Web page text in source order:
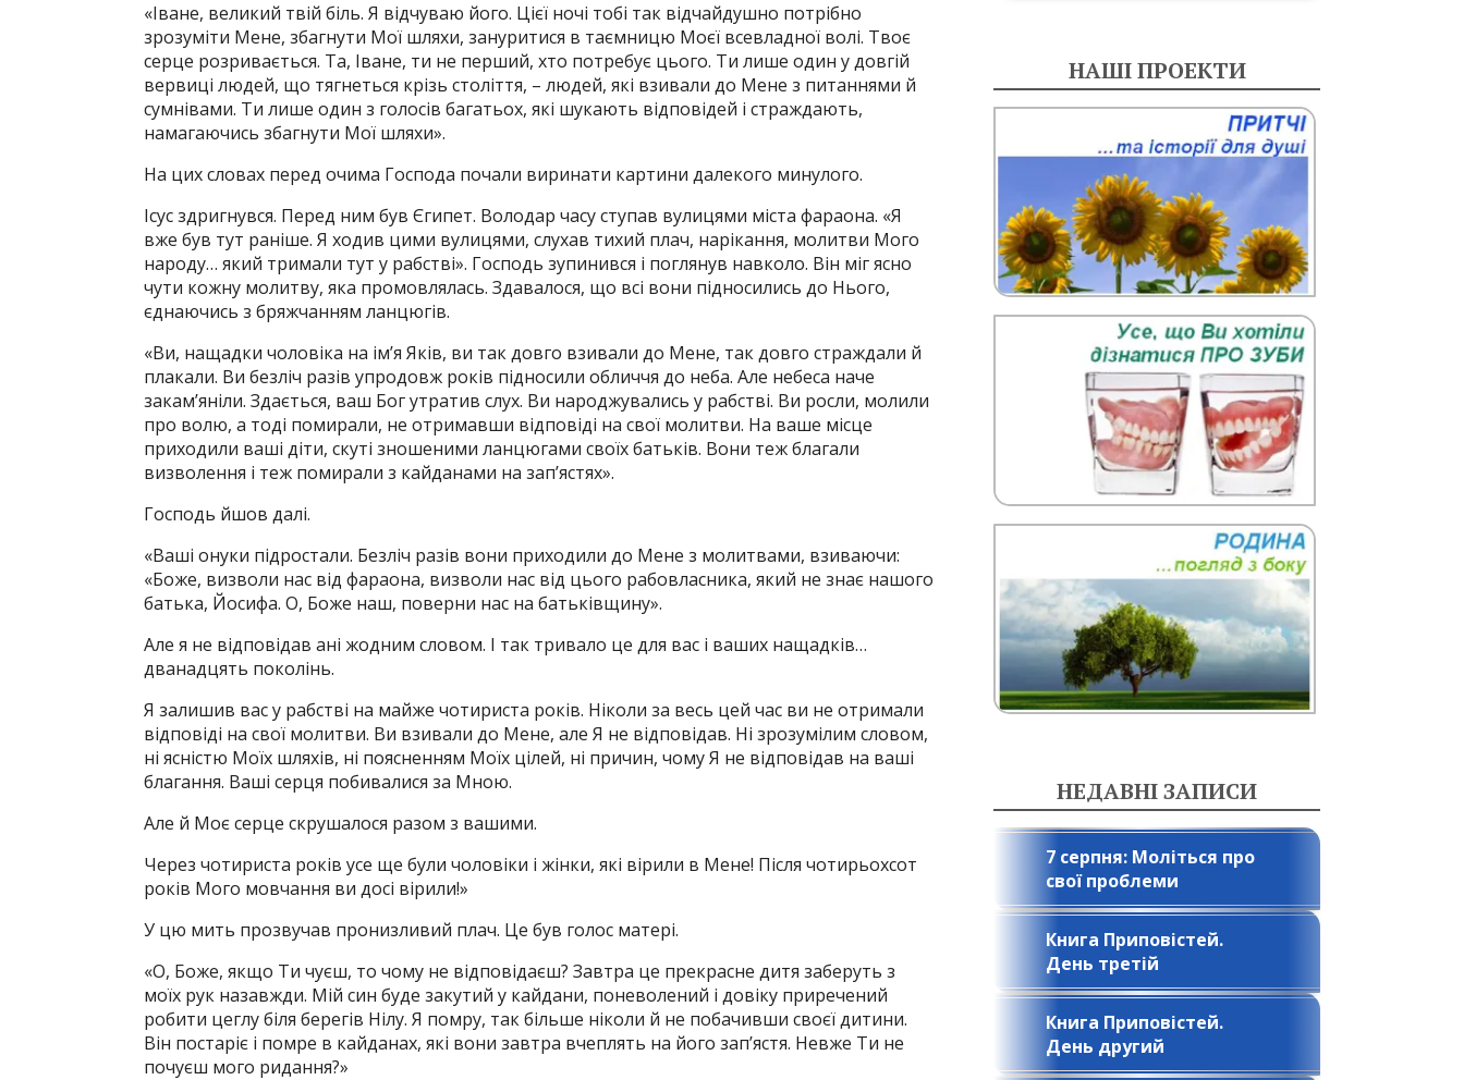
«Іване, великий твій біль. Я відчуваю його. Цієї ночі тобі так відчайдушно потрібно
зрозуміти Мене, збагнути Мої шляхи, зануритися в таємницю Моєї всевладної волі. Твоє
серце розривається. Та, Іване, ти не перший, хто потребує цього. Ти лише один у довгій
вервиці людей, що тягнеться крізь століття, – людей, які взивали до Мене з питаннями й
сумнівами. Ти лише один з голосів багатьох, які шукають відповідей і страждають,
намагаючись збагнути Мої шляхи».
На цих словах перед очима Господа почали виринати картини далекого минулого.
Ісус здригнувся. Перед ним був Єгипет. Володар часу ступав вулицями міста фараона. «Я
вже був тут раніше. Я ходив цими вулицями, слухав тихий плач, нарікання, молитви Мого
народу… який тримали тут у рабстві». Господь зупинився і поглянув навколо. Він міг ясно
чути кожну молитву, яка промовлялась. Здавалося, що всі вони підносились до Нього,
єднаючись з бряжчанням ланцюгів.
«Ви, нащадки чоловіка на ім’я Яків, ви так довго взивали до Мене, так довго страждали й
плакали. Ви безліч разів упродовж років підносили обличчя до неба. Але небеса наче
закам’яніли. Здається, ваш Бог утратив слух. Ви народжувались у рабстві. Ви росли, молили
про волю, а тоді помирали, не отримавши відповіді на свої молитви. На ваше місце
приходили ваші діти, скуті зношеними ланцюгами своїх батьків. Вони теж благали
визволення і теж помирали з кайданами на зап’ястях».
Господь йшов далі.
«Ваші онуки підростали. Безліч разів вони приходили до Мене з молитвами, взиваючи:
«Боже, визволи нас від фараона, визволи нас від цього рабовласника, який не знає нашого
батька, Йосифа. О, Боже наш, поверни нас на батьківщину».
Але я не відповідав ані жодним словом. І так тривало це для вас і ваших нащадків…
дванадцять поколінь.
Я залишив вас у рабстві на майже чотириста років. Ніколи за весь цей час ви не отримали
відповіді на свої молитви. Ви взивали до Мене, але Я не відповідав. Ні зрозумілим словом,
ні ясністю Моїх шляхів, ні поясненням Моїх цілей, ні причин, чому Я не відповідав на ваші
благання. Ваші серця побивалися за Мною.
Але й Моє серце скрушалося разом з вашими.
Через чотириста років усе ще були чоловіки і жінки, які вірили в Мене! Після чотирьохсот
років Мого мовчання ви досі вірили!»
У цю мить прозвучав пронизливий плач. Це був голос матері.
«О, Боже, якщо Ти чуєш, то чому не відповідаєш? Завтра це прекрасне дитя заберуть з
моїх рук назавжди. Мій син буде закутий у кайдани, поневолений і довіку приречений
робити цеглу біля берегів Нілу. Я помру, так більше ніколи й не побачивши своєї дитини.
Він постаріє і помре в кайданах, які вони завтра вчеплять на його зап’ястя. Невже Ти не
почуєш мого ридання?»
НАШІ ПРОЕКТИ
НЕДАВНІ ЗАПИСИ
7 серпня: Моліться про
свої проблеми
Книга Приповістей.
День третій
Книга Приповістей.
День другий